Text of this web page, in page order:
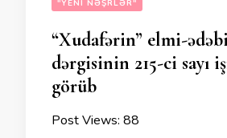
"YENI NƏŞRLƏR"
“Xudafərin” elmi-
dərgisinin 215-ci sayı
görüb
Post Views: 88